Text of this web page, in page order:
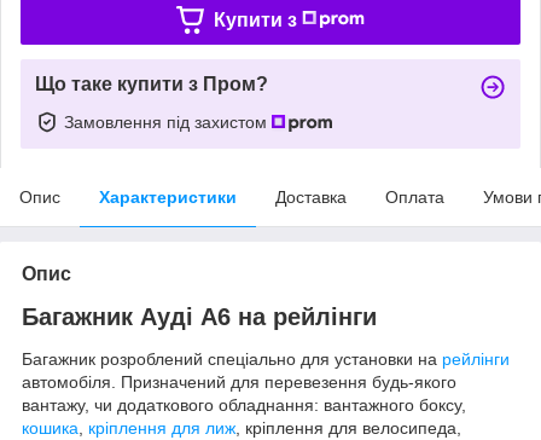
Купити з
Що таке купити з Пром?
Замовлення під захистом
Опис Характеристики Доставка Оплата Умови
Опис
Багажник Ауді A6 на рейлінги
Багажник розроблений спеціально для установки на рейлінги
автомобіля. Призначений для перевезення будь-якого
вантажу, чи додаткового обладнання: вантажного боксу,
кошика, кріплення для лиж, кріплення для велосипеда,